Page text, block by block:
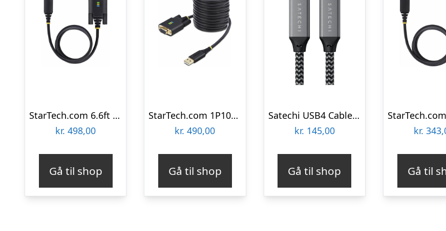
StarTech.com 6.6ft (2m) USB to Serial Adapter Cable COM Retention RS232 – USB / serial cable – USB to DB-9 – 2 m
kr. 498,00
Gå til shop
StarTech.com 1P10FFCN-USB-SERIAL
kr. 490,00
Gå til shop
Satechi USB4 Cable – 25cm
kr. 145,00
Gå til shop
kr.
Gå til